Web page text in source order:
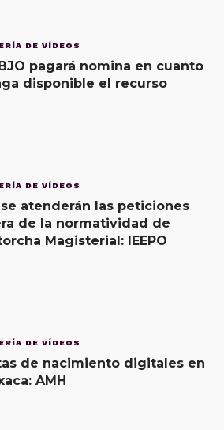
DE VÍDEOS
pagará nomina en cuanto
disponible el recurso
DE VÍDEOS
se atenderán las peticiones
de la normatividad de
Magisterial: IEEPO
DE VÍDEOS
de nacimiento digitales en
AMH